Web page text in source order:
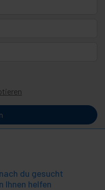
du gesucht
Ihnen helfen